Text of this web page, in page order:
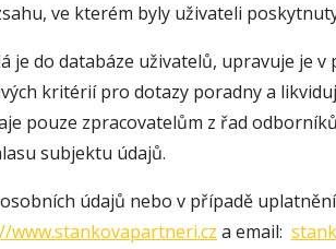
ve kterém byly uživateli
do databáze uživatelů, upravuje je
kritérií pro dotazy poradny a
pouze zpracovatelům z řad
subjektu údajů.
údajů nebo v případě
www.stankovapartneri.cz a email: